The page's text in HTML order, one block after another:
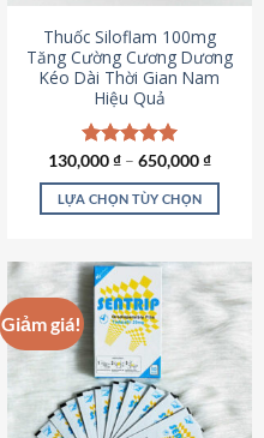
được
chọn
trên
trang
sản
phẩm
Thuốc Siloflam 100mg
Tăng Cường Cương Dương
Kéo Dài Thời Gian Nam
Hiệu Quả
Được xếp
hạng5.00
5 sao
130,000₫ – 650,000₫
LỰA CHỌN TÙY CHỌN
này
có
nhiều
biến
thể.
Các
tùy
Giảm giá!